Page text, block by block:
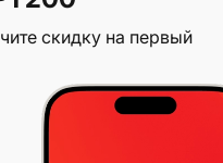
скидку на первый